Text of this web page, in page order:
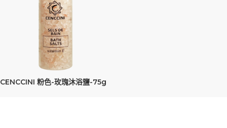
CENCCINI 粉色-玫瑰沐浴鹽-75g